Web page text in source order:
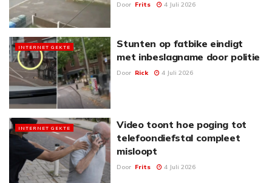
Door Frits 4 Juli 2026
INTERNET GEKTE
Stunten op fatbike eindigt
met inbeslagname door politie
Door Rick 4 Juli 2026
INTERNET GEKTE
Video toont hoe poging tot
telefoondiefstal compleet
misloopt
Door Frits 4 Juli 2026